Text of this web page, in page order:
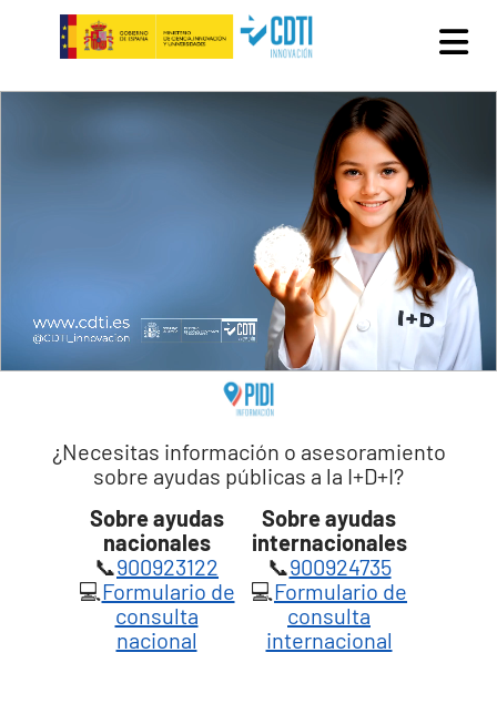
Pasar al contenido principal
¿Necesitas información o asesoramiento
sobre ayudas públicas a la I+D+I?
Sobre ayudas
nacionales
Sobre ayudas
internacionales
📞900923122 📞900924735
💻Formulario de
consulta
nacional
💻Formulario de
consulta
internacional